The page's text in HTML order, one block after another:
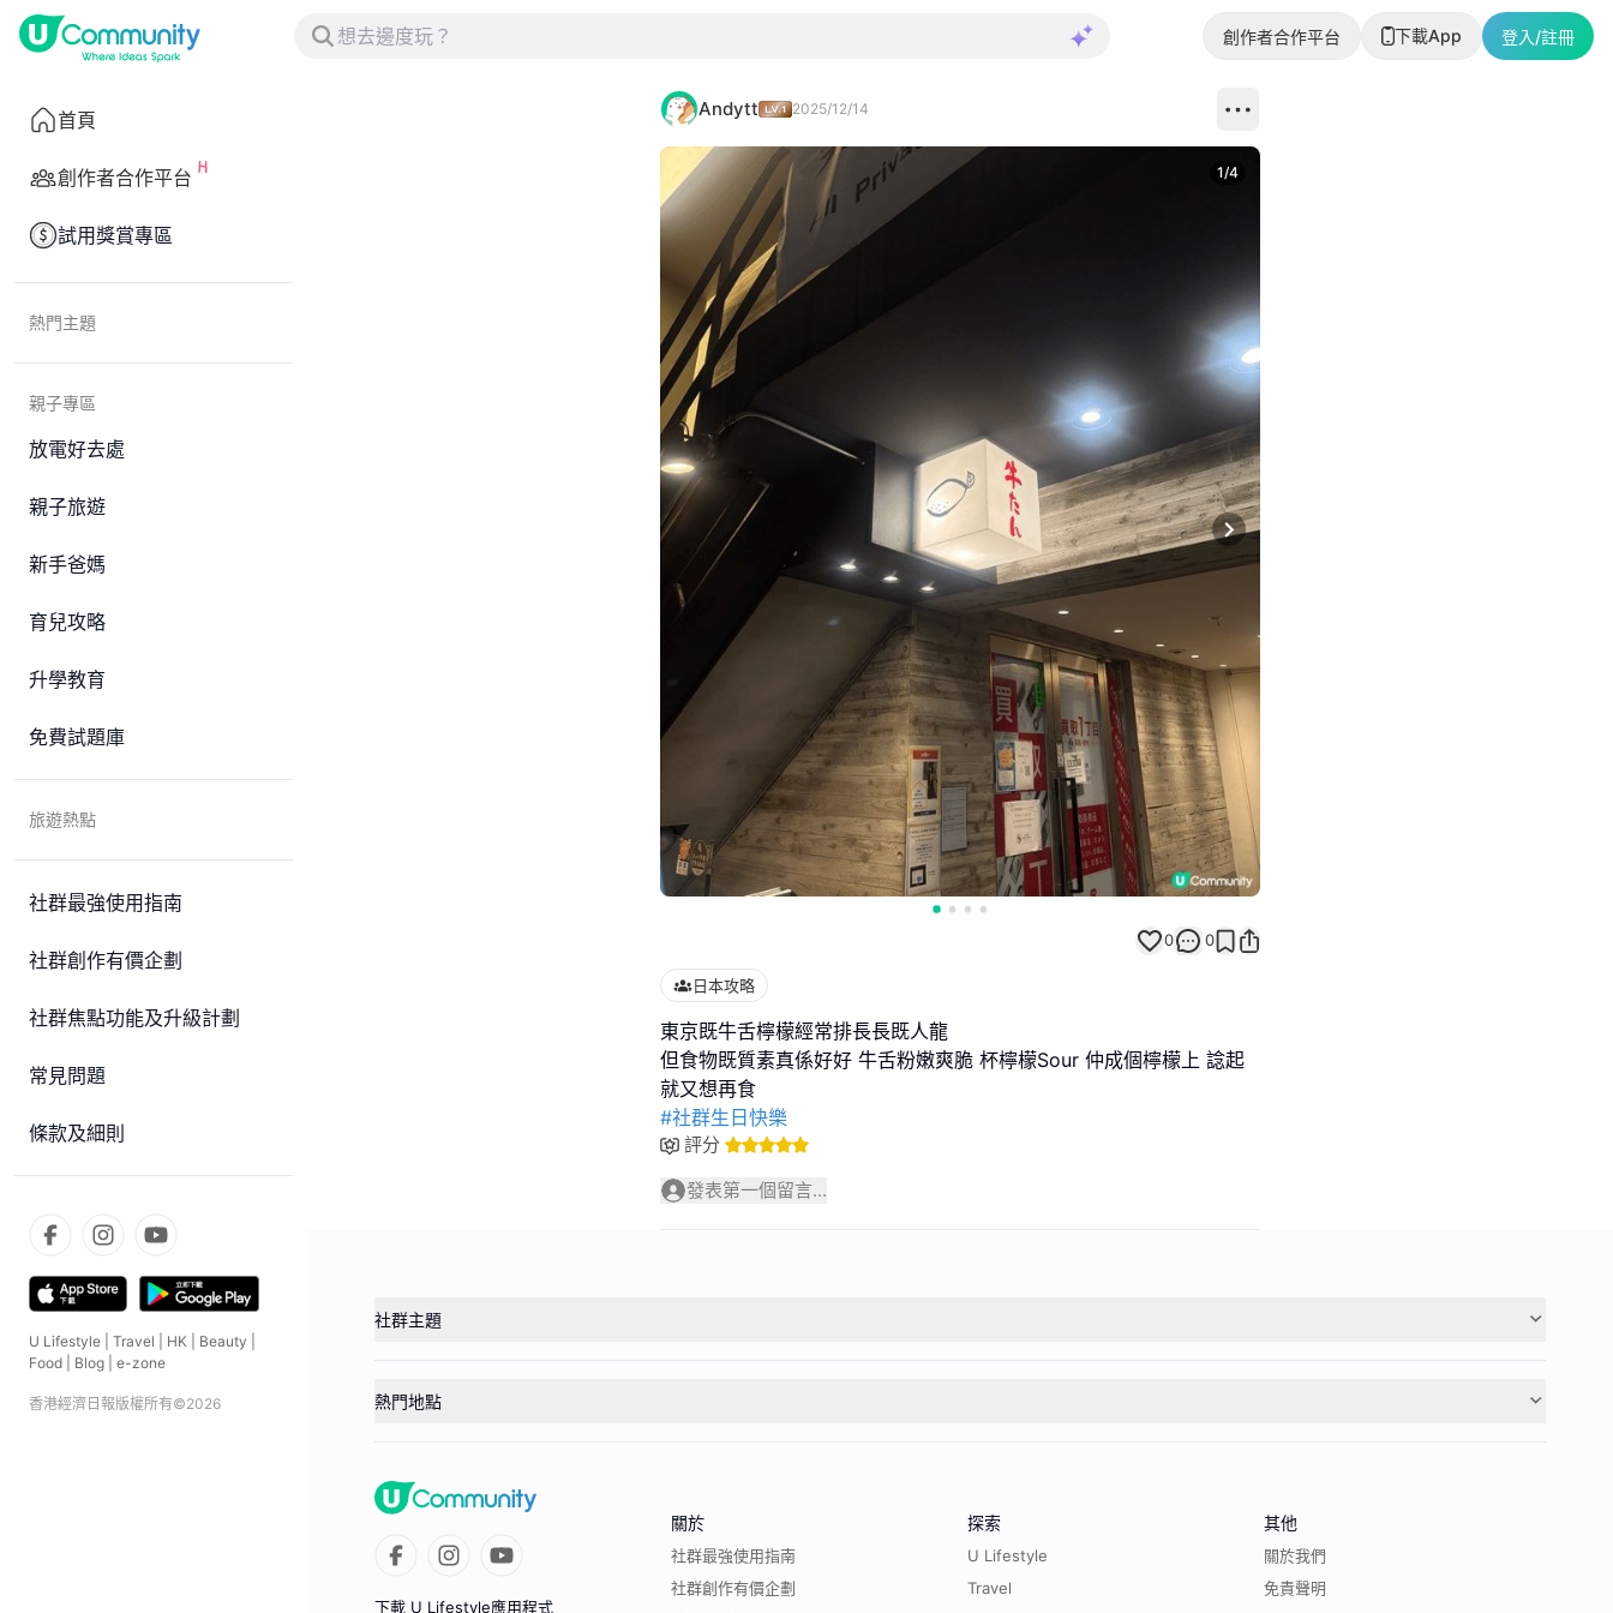
創作者合作平台 下載App 登入/註冊
首頁
創作者合作平台
試用獎賞專區
熱門主題
親子專區
放電好去處
親子旅遊
新手爸媽
育兒攻略
升學教育
免費試題庫
旅遊熱點
社群最強使用指南
社群創作有價企劃
社群焦點功能及升級計劃
常見問題
條款及細則
U Lifestyle Travel HK Beauty
Food
Blog e-zone
香港經濟日報版權所有©2026
Andytt 2025/12/14
Next slide
1/4
0 0
日本攻略
東京既牛舌檸檬經常排長長既人龍
但食物既質素真係好好 牛舌粉嫩爽脆 杯檸檬Sour 仲成個檸檬上 諗起
#社群生日快樂
評分
發表第一個留言...
社群主題
熱門地點
下載 U Lifestyle應用程式
關於
社群最強使用指南
社群創作有價企劃
探索
U Lifestyle
Travel
其他
關於我們
免責聲明